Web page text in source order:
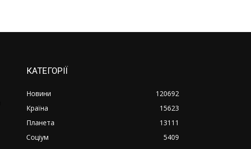
КАТЕГОРІЇ
Новини
120692
Країна
15623
Планета
13111
Соціум
5409